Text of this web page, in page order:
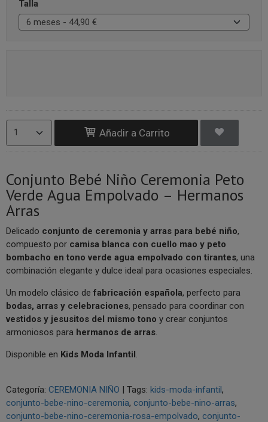
Talla
Añadir a Carrito
Conjunto Bebé Niño Ceremonia Peto
Verde Agua Empolvado – Hermanos
Arras
Delicado conjunto de ceremonia y arras para bebé niño,
compuesto por camisa blanca con cuello mao y peto
bombacho en tono verde agua empolvado con tirantes, una
combinación elegante y dulce ideal para ocasiones especiales.
Un modelo clásico de fabricación española, perfecto para
bodas, arras y celebraciones, pensado para coordinar con
vestidos y jesusitos del mismo tono y crear conjuntos
armoniosos para hermanos de arras.
Disponible en Kids Moda Infantil.
Categoría: CEREMONIA NIÑO | Tags: kids-moda-infantil
conjunto-bebe-nino-ceremonia conjunto-bebe-nino-arras
conjunto-bebe-nino-ceremonia-rosa-empolvado conjunto-